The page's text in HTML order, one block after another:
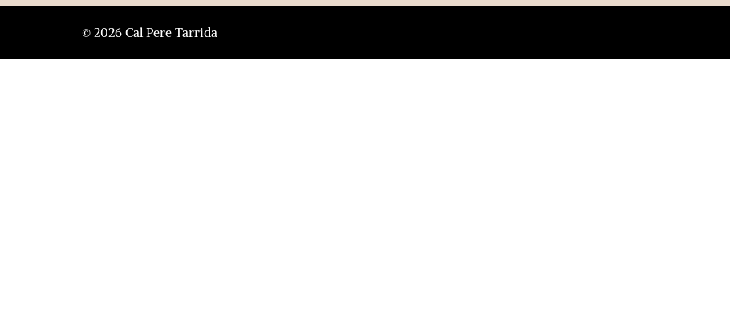
© 2026 Cal Pere Tarrida